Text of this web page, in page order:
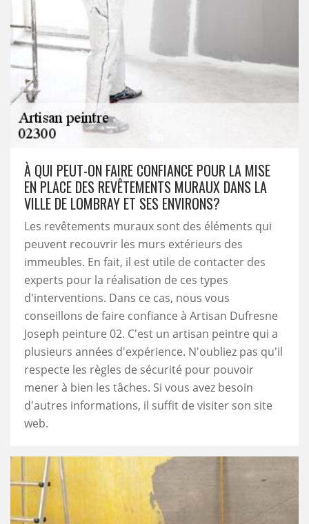
À QUI PEUT-ON FAIRE CONFIANCE POUR LA MISE
EN PLACE DES REVÊTEMENTS MURAUX DANS LA
VILLE DE LOMBRAY ET SES ENVIRONS?
Les revêtements muraux sont des éléments qui
peuvent recouvrir les murs extérieurs des
immeubles. En fait, il est utile de contacter des
experts pour la réalisation de ces types
d'interventions. Dans ce cas, nous vous
conseillons de faire confiance à Artisan Dufresne
Joseph peinture 02. C'est un artisan peintre qui a
plusieurs années d'expérience. N'oubliez pas qu'il
respecte les règles de sécurité pour pouvoir
mener à bien les tâches. Si vous avez besoin
d'autres informations, il suffit de visiter son site
web.